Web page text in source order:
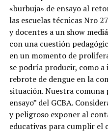
«burbuja» de ensayo al
las escuelas técnicas Nro
y docentes a un show
con una cuestión
en un momento de
se podría producir, como a
rebrote de dengue en la
situación. Nuestra comuna
ensayo” del GCBA.
y peligroso exponer al
educativas para cumplir el